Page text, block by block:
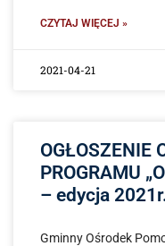
CZYTAJ WIĘCEJ »
2021-04-21
OGŁOSZENIE
PROGRAMU
– edycja
Gminny Ośrodek